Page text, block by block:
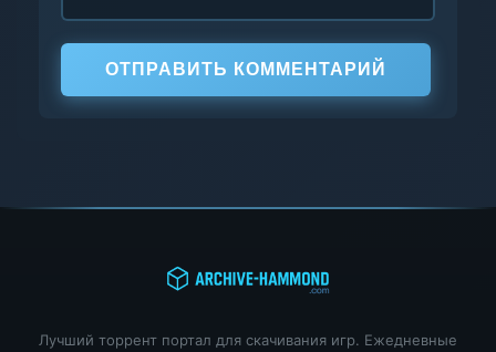
ОТПРАВИТЬ КОММЕНТАРИЙ
Лучший торрент портал для скачивания игр. Ежедневные